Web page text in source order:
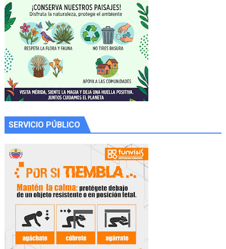
SERVICIO PÚBLICO